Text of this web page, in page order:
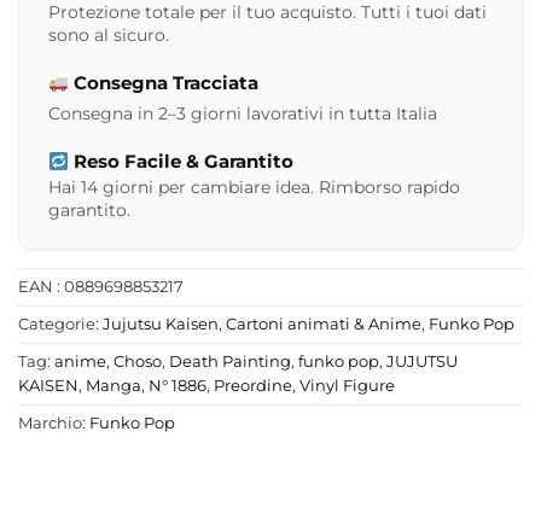
Protezione totale per il tuo acquisto. Tutti i tuoi dati
sono al sicuro.
Consegna Tracciata
Consegna in 2–3 giorni lavorativi in tutta Italia
Reso Facile & Garantito
Hai 14 giorni per cambiare idea. Rimborso rapido
garantito.
EAN : 0889698853217
Categorie: Jujutsu Kaisen, Cartoni animati & Anime, Funko Pop
Tag: anime, Choso, Death Painting, funko pop, JUJUTSU
KAISEN, Manga, N° 1886, Preordine, Vinyl Figure
Marchio: Funko Pop